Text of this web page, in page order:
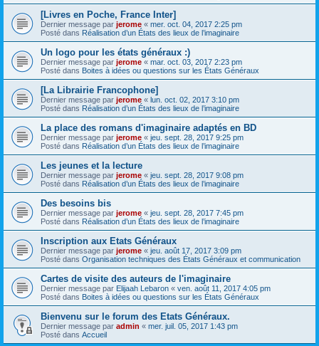
[Livres en Poche, France Inter]
Dernier message par jerome « mer. oct. 04, 2017 2:25 pm
Posté dans Réalisation d’un États des lieux de l’imaginaire
Un logo pour les états généraux :)
Dernier message par jerome « mar. oct. 03, 2017 2:23 pm
Posté dans Boites à idées ou questions sur les États Généraux
[La Librairie Francophone]
Dernier message par jerome « lun. oct. 02, 2017 3:10 pm
Posté dans Réalisation d’un États des lieux de l’imaginaire
La place des romans d'imaginaire adaptés en BD
Dernier message par jerome « jeu. sept. 28, 2017 9:25 pm
Posté dans Réalisation d’un États des lieux de l’imaginaire
Les jeunes et la lecture
Dernier message par jerome « jeu. sept. 28, 2017 9:08 pm
Posté dans Réalisation d’un États des lieux de l’imaginaire
Des besoins bis
Dernier message par jerome « jeu. sept. 28, 2017 7:45 pm
Posté dans Réalisation d’un États des lieux de l’imaginaire
Inscription aux Etats Généraux
Dernier message par jerome « jeu. août 17, 2017 3:09 pm
Posté dans Organisation techniques des États Généraux et communication
Cartes de visite des auteurs de l'imaginaire
Dernier message par Elijaah Lebaron « ven. août 11, 2017 4:05 pm
Posté dans Boites à idées ou questions sur les États Généraux
Bienvenu sur le forum des Etats Généraux.
Dernier message par admin « mer. juil. 05, 2017 1:43 pm
Posté dans Accueil